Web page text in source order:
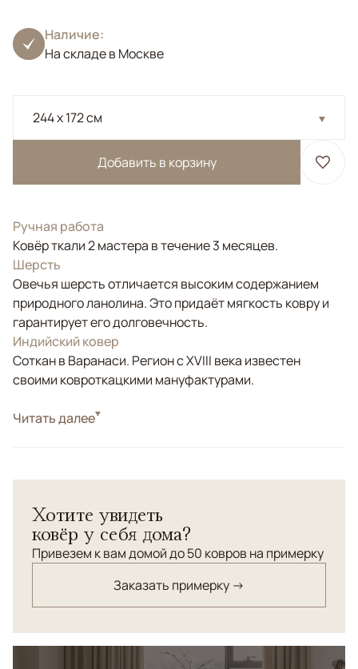
Наличие:
На складе в Москве
244 x 172 см
Добавить в корзину
Ручная работа
Ковёр ткали 2 мастера в течение 3 месяцев.
Шерсть
Овечья шерсть отличается высоким содержанием
природного ланолина. Это придаёт мягкость ковру и
гарантирует его долговечность.
Индийский ковер
Соткан в Варанаси. Регион с XVIII века известен
своими ковроткацкими мануфактурами.
СтильСовременные
Читать далее
Хотите увидеть
ковёр у себя дома?
Привезем к вам домой до 50 ковров на примерку
Заказать примерку →